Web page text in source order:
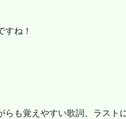
すね！
も覚えやすい歌詞、ラスト